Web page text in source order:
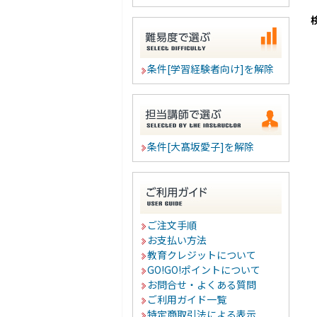
条件[学習経験者向け]を解除
条件[大髙坂愛子]を解除
ご注文手順
お支払い方法
教育クレジットについて
GO!GO!ポイントについて
お問合せ・よくある質問
ご利用ガイド一覧
特定商取引法による表示